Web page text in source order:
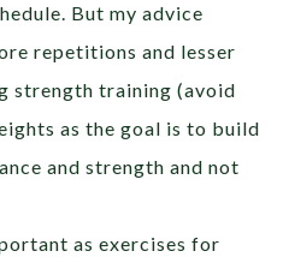
But my advice
repetitions and lesser
strength training (avoid
as the goal is to build
and strength and not
as exercises for